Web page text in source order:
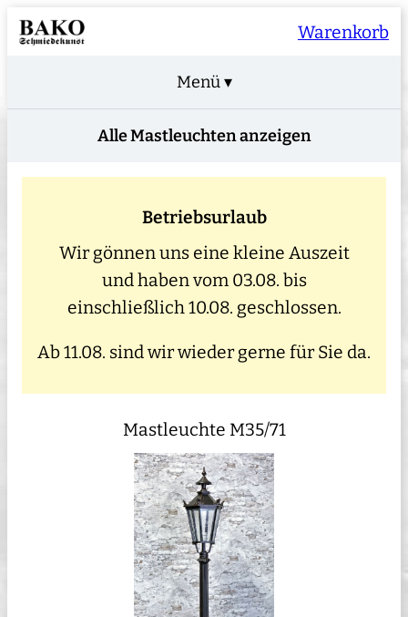
Warenkorb
Menü ▾
Alle Mastleuchten anzeigen
Betriebsurlaub
Wir gönnen uns eine kleine Auszeit
und haben vom 03.08. bis
einschließlich 10.08. geschlossen.
Ab 11.08. sind wir wieder gerne für Sie da.
Mastleuchte M35/71